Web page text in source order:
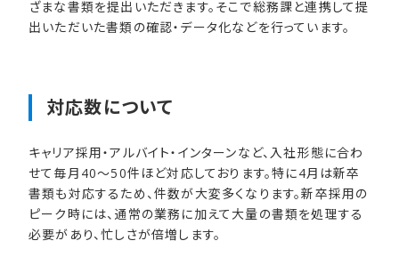
ざまな書類を提出いただきます。そこで総務課と連携して提
出いただいた書類の確認・データ化などを行っています。
対応数に​ついて
キャリア採用・アルバイト・インターンなど、入社形態に合わ
せて毎月40～50件ほど対応しております。特に4月は新卒
書類も対応するため、件数が大変多くなります。新卒採用の
ピーク時には、通常の業務に加えて大量の書類を処理する
必要があり、忙しさが倍増します。